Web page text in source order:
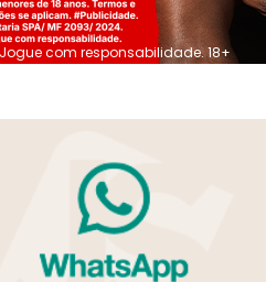
Jogue com responsabilidade. 18+